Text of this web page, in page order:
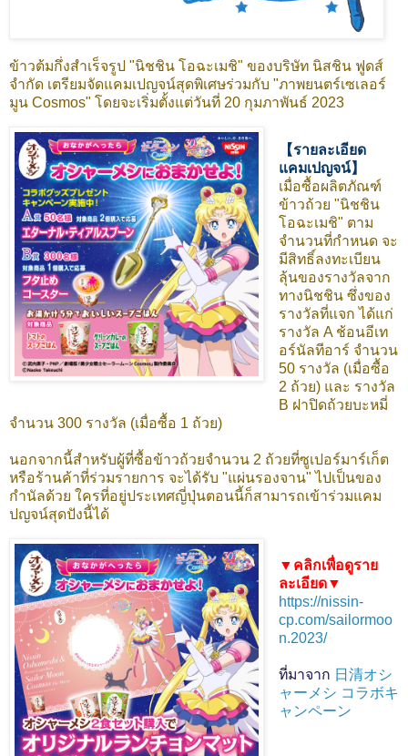
ข้าวต้มกึ่งสําเร็จรูป "นิชชิน โอฉะเมชิ" ของบริษัท นิสชิน ฟูดส์
จำกัด เตรียมจัดแคมเปญจน์สุดพิเศษร่วมกับ "ภาพยนตร์เซเลอร์
มูน Cosmos" โดยจะเริ่มตั้งแต่วันที่ 20 กุมภาพันธ์ 2023
【รายละเอียด
แคมเปญจน์】
เมื่อซื้อผลิตภัณฑ์
ข้าวถ้วย "นิชชิน
โอฉะเมชิ" ตาม
จำนวนที่กำหนด จะ
มีสิทธิ์ลงทะเบียน
ลุ้นของรางวัลจาก
ทางนิชชิน ซึ่งของ
รางวัลที่แจก ได้แก่
รางวัล A ช้อนอีเท
อร์นัลทีอาร์ จำนวน
50 รางวัล (เมื่อซื้อ
2 ถ้วย) และ รางวัล
B ฝาปิดถ้วยบะหมี่
จำนวน 300 รางวัล (เมื่อซื้อ 1 ถ้วย)
นอกจากนี้สำหรับผู้ที่ซื้อข้าวถ้วยจำนวน 2 ถ้วยที่ซูเปอร์มาร์เก็ต
หรือร้านค้าที่ร่วมรายการ จะได้รับ "แผ่นรองจาน" ไปเป็นของ
กำนัลด้วย ใครที่อยู่ประเทศญี่ปุ่นตอนนี้ก็สามารถเข้าร่วมแคม
ปญจน์สุดปังนี้ได้
▼คลิกเพื่อดูราย
ละเอียด▼
https://nissin-
cp.com/sailormoo
n.2023/
ที่มาจาก 日清オシ
ャーメシ コラボキ
ャンペーン